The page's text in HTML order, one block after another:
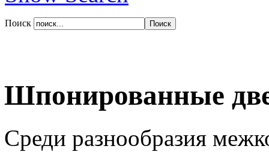
Поиск
Шпонированные
Среди разнообразия